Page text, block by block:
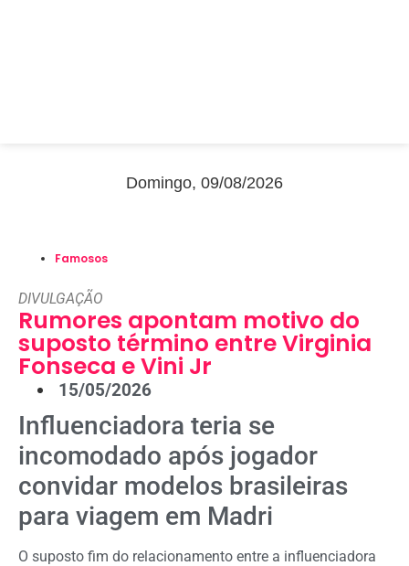
Domingo, 09/08/2026
Famosos
DIVULGAÇÃO
Rumores apontam motivo do
suposto término entre Virginia
Fonseca e Vini Jr
15/05/2026
Influenciadora teria se
incomodado após jogador
convidar modelos brasileiras
para viagem em Madri
O suposto fim do relacionamento entre a influenciadora